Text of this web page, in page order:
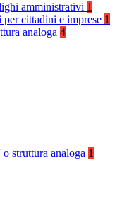
amministrativi 1
cittadini e imprese 1
analoga 4
struttura analoga 1